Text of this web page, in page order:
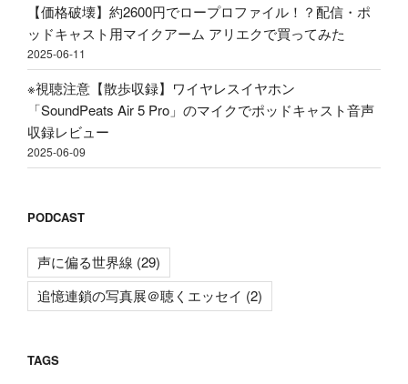
た"
の
【価格破壊】約2600円でロープロファイル！？配信・ポ
ッドキャスト用マイクアーム アリエクで買ってみた
2025-06-11
※視聴注意【散歩収録】ワイヤレスイヤホン
「SoundPeats Air 5 Pro」のマイクでポッドキャスト音声
収録レビュー
2025-06-09
PODCAST
声に偏る世界線 (29)
追憶連鎖の写真展＠聴くエッセイ (2)
TAGS